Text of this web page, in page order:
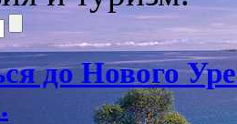
до Нового